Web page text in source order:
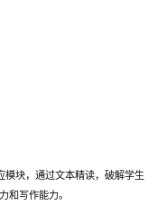
模块，通过文本精读，破解学生
和写作能力。